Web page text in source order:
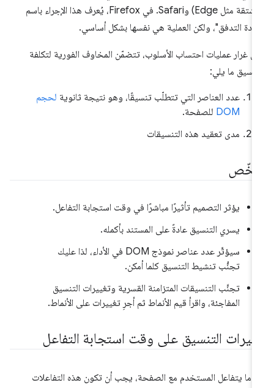
المشتقة مثل Edge) وSafari. في Firefox، يُعرف هذا الإجراء باسم
التدفق"، ولكن العملية هي نفسها بشكل أساسي.
غرار عمليات احتساب الأسلوب، تتضمّن المخاوف الفورية لتكلفة
ما يلي:
عدد العناصر التي تتطلّب تنسيقًا، وهو نتيجة ثانويةلحجم
DOMللصفحة.
مدى تعقيد هذه التنسيقات
يؤثر التصميم تأثيرًا مباشرًا في وقت استجابة التفاعل.
يسري التنسيق عادةً على المستند بأكمله.
سيؤثّر عدد عناصر نموذج DOM في الأداء، لذا عليك
تجنُّب تنشيط التنسيق كلما أمكن.
تجنَّب التنسيقات المتزامنة القسرية وتغييرات التنسيق
المفاجئة، واقرأ قيم الأنماط ثم أجرِ تغييرات على الأنماط.
التنسيق على وقت استجابة التفاعل
يتفاعل المستخدم مع الصفحة، يجب أن تكون هذه التفاعلات